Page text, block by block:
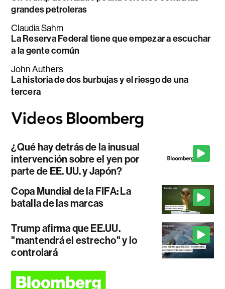
grandes petroleras
Claudia Sahm
La Reserva Federal tiene que empezar a escuchar
a la gente común
John Authers
La historia de dos burbujas y el riesgo de una
tercera
¿Qué hay detrás de la inusual
intervención sobre el yen por
parte de EE. UU. y Japón?
Copa Mundial de la FIFA: La
batalla de las marcas
Trump afirma que EE.UU.
"mantendrá el estrecho" y lo
controlará